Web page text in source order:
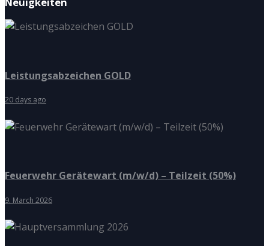
Leistungsabzeichen GOLD
20 days ago
Feuerwehr Gerätewart (m/w/d) – Teilzeit (50%)
9. March 2026